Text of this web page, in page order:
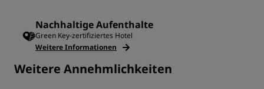
Nachhaltige Aufenthalte
Green Key-zertifiziertes Hotel
Weitere Informationen
Weitere Annehmlichkeiten